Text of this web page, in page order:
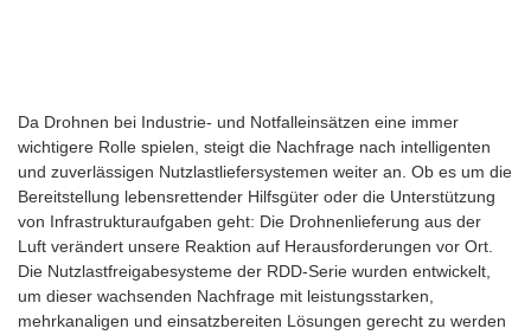
Da Drohnen bei Industrie- und Notfalleinsätzen eine immer
wichtigere Rolle spielen, steigt die Nachfrage nach intelligenten
und zuverlässigen Nutzlastliefersystemen weiter an. Ob es um die
Bereitstellung lebensrettender Hilfsgüter oder die Unterstützung
von Infrastrukturaufgaben geht: Die Drohnenlieferung aus der
Luft verändert unsere Reaktion auf Herausforderungen vor Ort.
Die Nutzlastfreigabesysteme der RDD-Serie wurden entwickelt,
um dieser wachsenden Nachfrage mit leistungsstarken,
mehrkanaligen und einsatzbereiten Lösungen gerecht zu werden